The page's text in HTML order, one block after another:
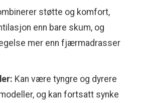
støtte og komfort,
enn bare skum, og
mer enn fjærmadrasser
Kan være tyngre og dyrere
og kan fortsatt synke